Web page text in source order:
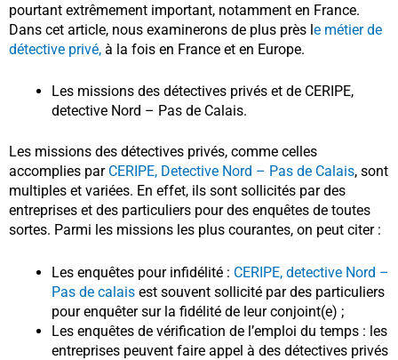
pourtant extrêmement important, notamment en France.
Dans cet article, nous examinerons de plus près le métier de
détective privé, à la fois en France et en Europe.
Les missions des détectives privés et de CERIPE,
detective Nord – Pas de Calais.
Les missions des détectives privés, comme celles
accomplies par CERIPE, Detective Nord – Pas de Calais, sont
multiples et variées. En effet, ils sont sollicités par des
entreprises et des particuliers pour des enquêtes de toutes
sortes. Parmi les missions les plus courantes, on peut citer :
Les enquêtes pour infidélité : CERIPE, detective Nord –
Pas de calais est souvent sollicité par des particuliers
pour enquêter sur la fidélité de leur conjoint(e) ;
Les enquêtes de vérification de l’emploi du temps : les
entreprises peuvent faire appel à des détectives privés